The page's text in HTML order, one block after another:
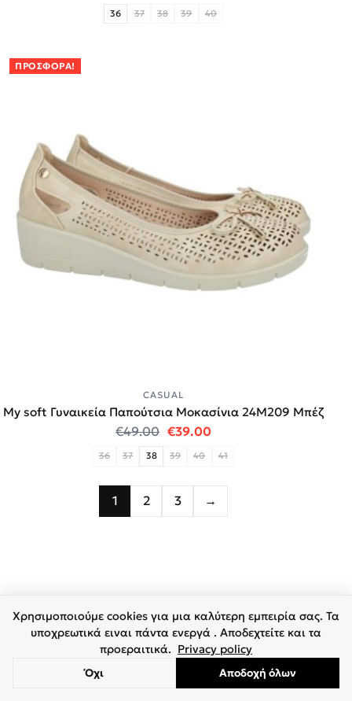
36 37 38 39 40
ΠΡΟΣΦΟΡΆ!
CASUAL
My soft Γυναικεία Παπούτσια Μοκασίνια 24M209 Μπέζ
€49.00 Original price was: €49.00.
€39.00Η τρέχουσα τιμή
36 37 38 39 40 41
1 2 3 →
Χρησιμοποιούμε cookies για μια καλύτερη εμπειρία σας. Τα
υποχρεωτικά ειναι πάντα ενεργά . Αποδεχτείτε και τα
προεραιτικά. Privacy policy
Όχι Αποδοχή όλων